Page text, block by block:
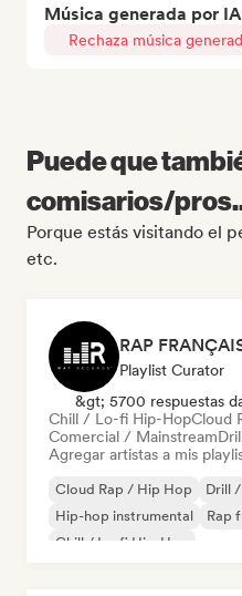
Música generada por IA
Rechaza música
Puede que
comisarios/
Porque estás visitando el
etc.
Playlist Curator
&gt; 5700 respuestas
Chill / Lo-fi Hip-HopCloud
Comercial / Mainstream
Agregar artistas a mis
Cloud Rap / Hip Hop Drill
Hip-hop instrumental
Rap
Chill / Lo-fi Hip-Hop